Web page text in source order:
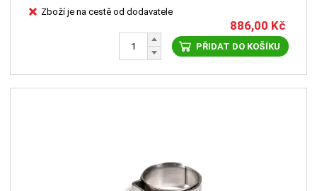
Zboží je na cestě od dodavatele
886,00 Kč
PŘIDAT DO KOŠÍKU